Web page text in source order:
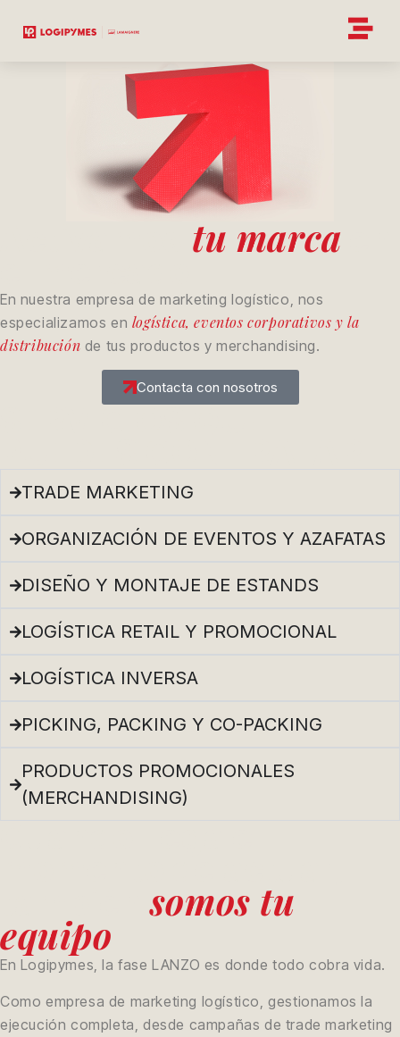
tu marca
En nuestra empresa de marketing logístico, nos
especializamos en logística, eventos corporativos y la
distribución de tus productos y merchandising.
Contacta con nosotros
TRADE MARKETING
ORGANIZACIÓN DE EVENTOS Y AZAFATAS
DISEÑO Y MONTAJE DE ESTANDS
LOGÍSTICA RETAIL Y PROMOCIONAL
LOGÍSTICA INVERSA
PICKING, PACKING Y CO-PACKING
PRODUCTOS PROMOCIONALES
(MERCHANDISING)
tambiénsomos tu
equipo
En Logipymes, la fase LANZO es donde todo cobra vida.
Como empresa de marketing logístico, gestionamos la
ejecución completa, desde campañas de trade marketing